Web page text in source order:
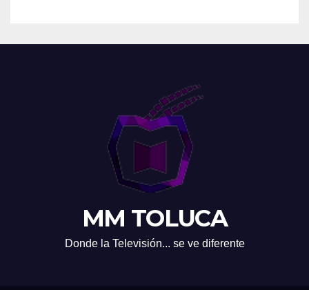
MM TOLUCA
Donde la Televisión... se ve diferente